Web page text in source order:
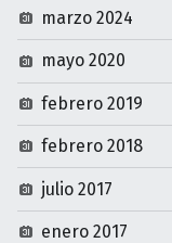
marzo 2024
mayo 2020
febrero 2019
febrero 2018
julio 2017
enero 2017